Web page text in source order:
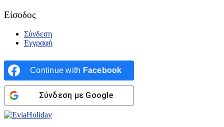
Είσοδος
Σύνδεση
Εγγραφή
Continue with Facebook
Σύνδεση με Google